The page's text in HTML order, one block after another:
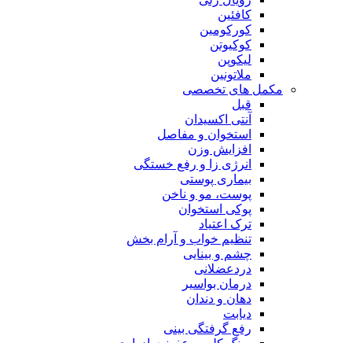
کافئین
کورکومین
کوکیوتن
لیکوپن
ملاتونین
مکمل های تخصصی
قبل
آنتی اکسیدان
استخوان و مفاصل
افزایش وزن
انرژی زا و رفع خستگی
بیماری پوستی
پوست، مو و ناخن
پوکی استخوان
ترک اعتیاد
تنظیم خواب و آرام بخش
چشم و بینایی
دردعضلانی
درمان بواسیر
دهان و دندان
دیابت
رفع گرفتگی بینی